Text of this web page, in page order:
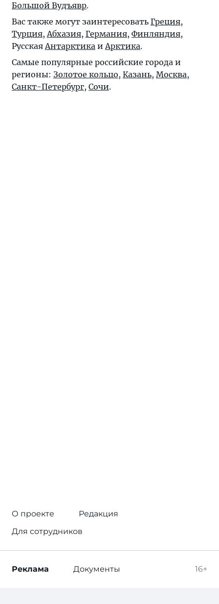
Большой Вудъявр.
Вас также могут заинтересовать Греция,
Турция,Абхазия, Германия, Финляндия,
РусскаяАнтарктика иАрктика.
Самые популярные российские города и
регионы: Золотое кольцо, Казань, Москва,
Санкт-Петербург, Сочи.
О проекте
Редакция
Для сотрудников
16+
Реклама Документы